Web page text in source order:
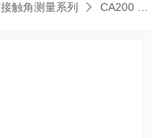
接触角测量系列 CA200 自动型接触角测量仪